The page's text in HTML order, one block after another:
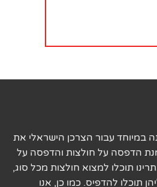
במיוחד עבור הצרכן הישראלי את
הדפסה על חולצות והדפסה על
תוכלו למצוא חולצות מכל סוג,
תוכלו להדפיס. כמו כן, אנו